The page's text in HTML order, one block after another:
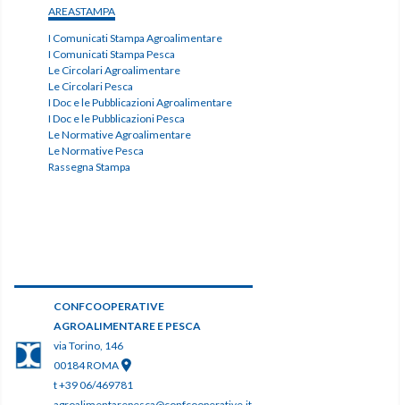
CONFCOOPERATIVE
AGROALIMENTARE E PESCA
via Torino, 146
00184 ROMA
t +39 06/469781
AREASTAMPA
I Comunicati Stampa Agroalimentare
I Comunicati Stampa Pesca
Le Circolari Agroalimentare
Le Circolari Pesca
I Doc e le Pubblicazioni Agroalimentare
I Doc e le Pubblicazioni Pesca
Le Normative Agroalimentare
Le Normative Pesca
Rassegna Stampa